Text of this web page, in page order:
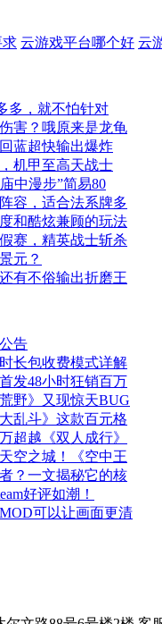
求 云游戏平台哪个好 云
多，就不怕针对
害？哦原来是龙龟
蓝超快输出爆炸
机甲至高天战士
中漫步”简易80
容，适合法系牌多
和酷炫兼顾的玩法
赛，精英战士斩杀
元？
有不俗输出折磨王
告
长包收费模式详解
发48小时狂销百万
野》又现惊天BUG
乱斗》这款百元格
超越《双人成行》
空之城！《空中王
？一文揭秘它的核
好评如潮！
可以让画面更清